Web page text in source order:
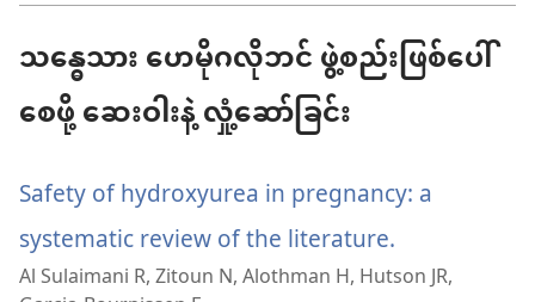
သန္ဓေသား ဟေမိုဂလိုဘင် ဖွဲ့စည်းဖြစ်ပေါ်
စေဖို့ ဆေးဝါးနဲ့ လှုံ့ဆော်ခြင်း
Safety of hydroxyurea in pregnancy: a
systematic review of the literature.
အသစ်
Al Sulaimani R, Zitoun N, Alothman H, Hutson JR,